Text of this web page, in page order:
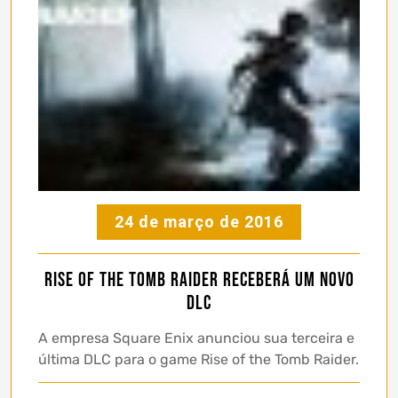
24 de março de 2016
Rise of the Tomb Raider receberá um novo
DLC
A empresa Square Enix anunciou sua terceira e
última DLC para o game Rise of the Tomb Raider.